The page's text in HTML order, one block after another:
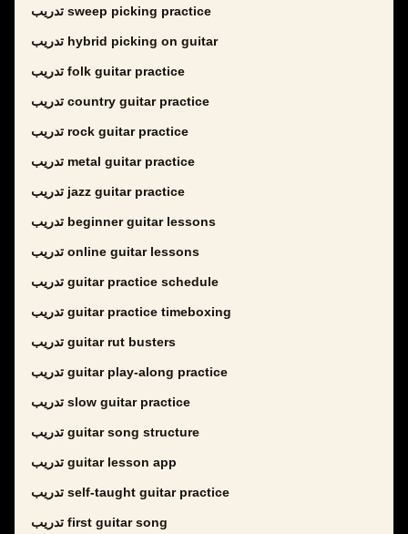
تدريب sweep picking practice
تدريب hybrid picking on guitar
تدريب folk guitar practice
تدريب country guitar practice
تدريب rock guitar practice
تدريب metal guitar practice
تدريب jazz guitar practice
تدريب beginner guitar lessons
تدريب online guitar lessons
تدريب guitar practice schedule
تدريب guitar practice timeboxing
تدريب guitar rut busters
تدريب guitar play-along practice
تدريب slow guitar practice
تدريب guitar song structure
تدريب guitar lesson app
تدريب self-taught guitar practice
تدريب first guitar song